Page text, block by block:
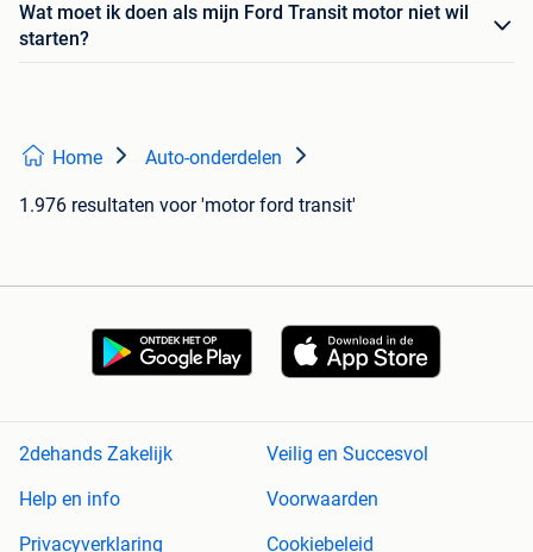
Wat moet ik doen als mijn Ford Transit motor niet wil
starten?
Home Auto-onderdelen
1.976 resultaten voor 'motor ford transit'
2dehands Zakelijk
Veilig en Succesvol
Help en info
Voorwaarden
Privacyverklaring
Cookiebeleid